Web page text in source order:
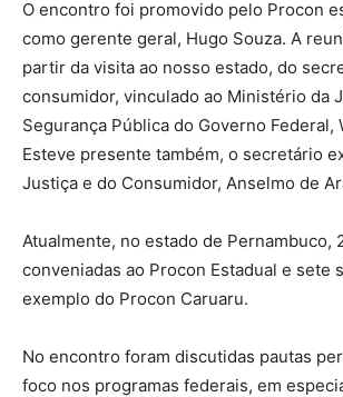
O encontro foi promovido pelo Procon
como gerente geral, Hugo Souza. A
partir da visita ao nosso estado, do
consumidor, vinculado ao Ministério da
Segurança Pública do Governo Federal,
Esteve presente também, o secretário
Justiça e do Consumidor, Anselmo de
Atualmente, no estado de Pernambuco,
conveniadas ao Procon Estadual e sete
exemplo do Procon Caruaru.
No encontro foram discutidas pautas
foco nos programas federais, em